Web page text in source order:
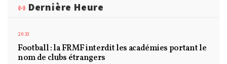
Dernière Heure
20:33
Football : la FRMF interdit les académies portant le
nom de clubs étrangers